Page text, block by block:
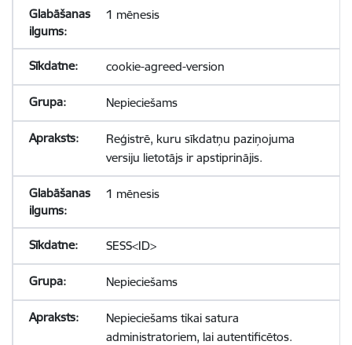
1 mēnesis
cookie-agreed-version
Nepieciešams
Reģistrē, kuru sīkdatņu paziņojuma
versiju lietotājs ir apstiprinājis.
1 mēnesis
SESS<ID>
Nepieciešams
Nepieciešams tikai satura
administratoriem, lai autentificētos.